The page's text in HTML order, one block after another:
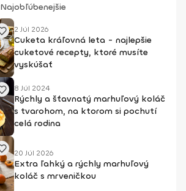
Najobľúbenejšie
2 Júl 2026
Cuketa kráľovná leta - najlepšie
cuketové recepty, ktoré musíte
vyskúšať
8 Júl 2024
Rýchly a šťavnatý marhuľový koláč
s tvarohom, na ktorom si pochutí
celá rodina
20 Júl 2026
Extra ľahký a rýchly marhuľový
koláč s mrveničkou